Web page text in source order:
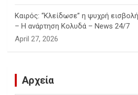
Καιρός: “Κλείδωσε” η ψυχρή
– Η ανάρτηση Κολυδά – News 24/7
April 27, 2026
Αρχεία